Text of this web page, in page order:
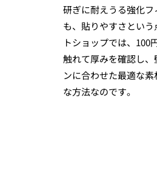
研ぎに耐えうる強化
も、貼りやすさとい
トショップでは、
触れて厚みを確認し
ンに合わせた最適な
な方法なのです。